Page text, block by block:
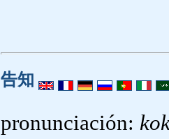
告知
pronunciación: